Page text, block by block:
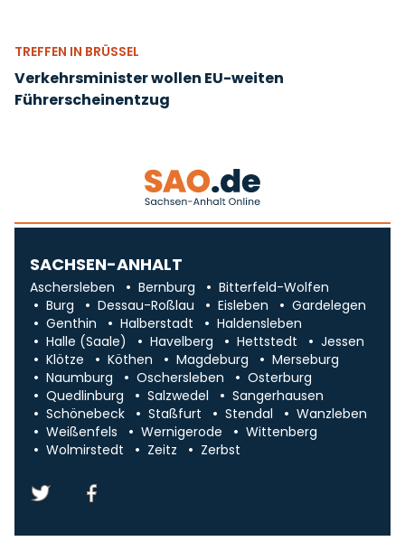
TREFFEN IN BRÜSSEL
Verkehrsminister wollen EU-weiten
Führerscheinentzug
SACHSEN-ANHALT
Aschersleben Bernburg
Bitterfeld-Wolfen
Burg
Dessau-Roßlau Eisleben
Gardelegen
Genthin
Halberstadt
Haldensleben
Halle (Saale)
Havelberg Hettstedt
Jessen
Klötze
Köthen Magdeburg
Merseburg
Naumburg
Oschersleben
Osterburg
Quedlinburg
Salzwedel
Sangerhausen
Schönebeck
Staßfurt Stendal
Wanzleben
Weißenfels
Wernigerode
Wittenberg
Wolmirstedt
Zeitz Zerbst